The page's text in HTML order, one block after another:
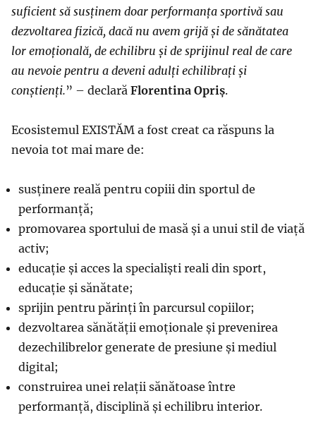
suficient să susținem doar performanța sportivă sau
dezvoltarea fizică, dacă nu avem grijă și de sănătatea
lor emoțională, de echilibru și de sprijinul real de care
au nevoie pentru a deveni adulți echilibrați și
conștienți.” – declară Florentina Opriș.
Ecosistemul EXISTĂM a fost creat ca răspuns la
nevoia tot mai mare de:
susținere reală pentru copiii din sportul de
performanță;
promovarea sportului de masă și a unui stil de viață
activ;
educație și acces la specialiști reali din sport,
educație și sănătate;
sprijin pentru părinți în parcursul copiilor;
dezvoltarea sănătății emoționale și prevenirea
dezechilibrelor generate de presiune și mediul
digital;
construirea unei relații sănătoase între
performanță, disciplină și echilibru interior.